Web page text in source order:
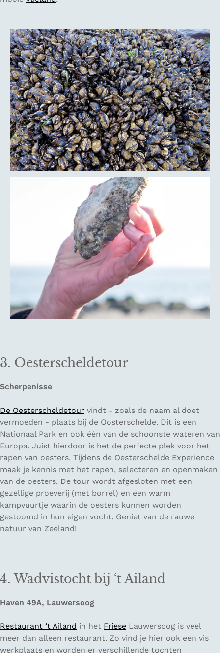
3. Oesterscheldetour
Scherpenisse
De Oesterscheldetour vindt - zoals de naam al doet
vermoeden - plaats bij de Oosterschelde. Dit is een
Nationaal Park en ook één van de schoonste wateren van
Europa. Juist hierdoor is het de perfecte plek voor het
rapen van oesters. Tijdens de Oesterschelde Experience
maak je kennis met het rapen, selecteren en openmaken
van de oesters. De tour wordt afgesloten met een
gezellige proeverij (met borrel) en een warm
kampvuurtje waarin de oesters kunnen worden
gestoomd in hun eigen vocht. Geniet van de rauwe
natuur van Zeeland!
4. Wadvistocht bij ‘t Ailand
Haven 49A, Lauwersoog
Restaurant ‘t Ailand in het Friese Lauwersoog is veel
meer dan alleen restaurant. Zo vind je hier ook een vis
werkplaats en worden er verschillende tochten